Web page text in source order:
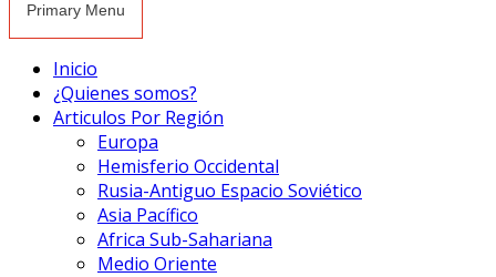
Primary Menu
Inicio
¿Quienes somos?
Articulos Por Región
Europa
Hemisferio Occidental
Rusia-Antiguo Espacio Soviético
Asia Pacífico
Africa Sub-Sahariana
Medio Oriente